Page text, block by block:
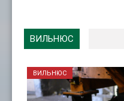
ВИЛЬНЮС
ВИЛЬНЮС